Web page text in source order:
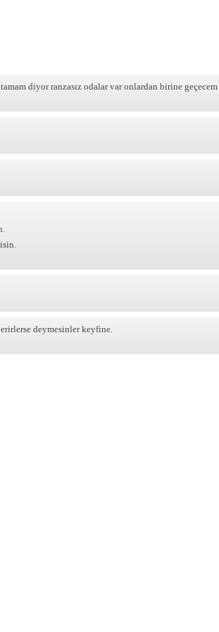
diyor ranzasız odalar var onlardan birine geçecem
deymesinler keyfine.